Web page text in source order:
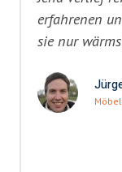
erfahrenen
sie nur